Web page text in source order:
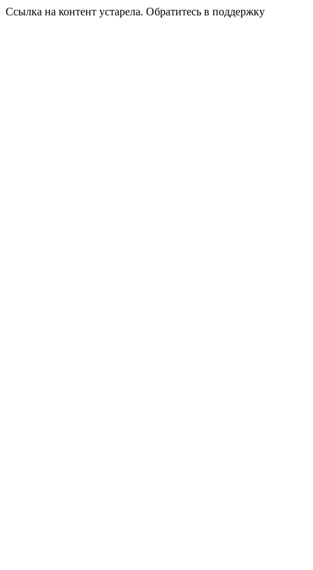
Ссылка на контент устарела. Обратитесь в поддержку